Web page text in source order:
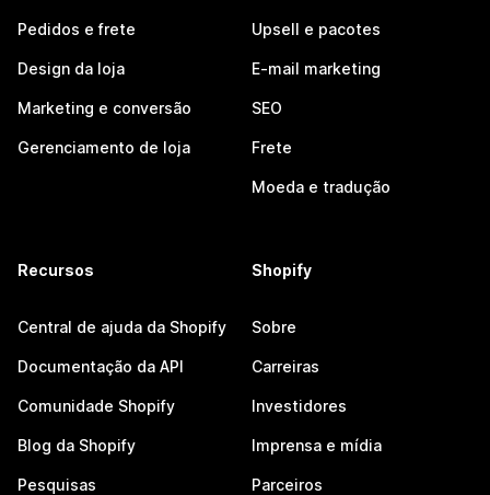
Pedidos e frete
Design da loja
Marketing e conversão
Gerenciamento de loja
Upsell e pacotes
E-mail marketing
SEO
Frete
Moeda e tradução
Recursos
Central de ajuda da Shopify
Documentação da API
Comunidade Shopify
Blog da Shopify
Pesquisas
Shopify
Sobre
Carreiras
Investidores
Imprensa e mídia
Parceiros